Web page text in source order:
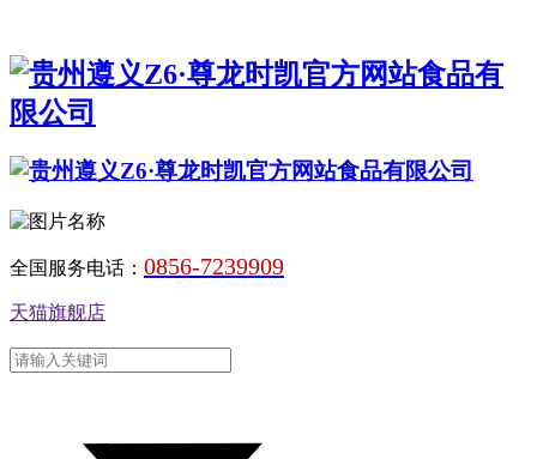
全国服务电话： 0856-7239909
天猫旗舰店